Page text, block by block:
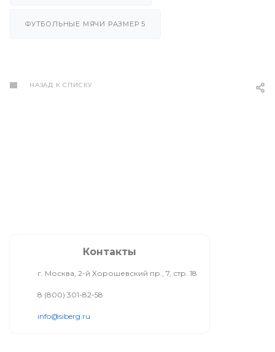
ФУТБОЛЬНЫЕ МЯЧИ РАЗМЕР 5
НАЗАД К СПИСКУ
Контакты
г. Москва, 2-й Хорошевский пр., 7, стр. 18
8 (800) 301-82-58
info@siberg.ru